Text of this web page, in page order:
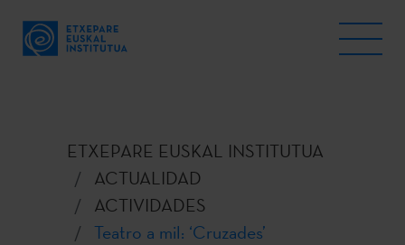
ETXEPARE EUSKAL INSTITUTUA
ACTUALIDAD
ACTIVIDADES
Teatro a mil: ‘Cruzades’